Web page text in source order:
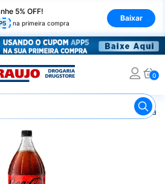
5% OFF!
na primeira compra
Baixar
0